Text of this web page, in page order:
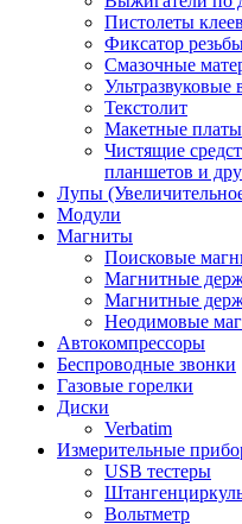
Пистолеты
Фиксатор
Смазочные
Ультразвуковые
Текстолит
Макетные платы
Чистящие
планшетов и
Лупы
Модули
Магниты
Поисковые
Магнитные
Магнитные
Неодимовые
Автокомпрессоры
Беспроводные звонки
Газовые горелки
Диски
Verbatim
Измерительные
USB тестеры
Вольтметр